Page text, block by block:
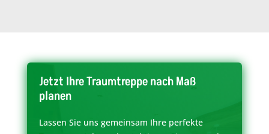
Jetzt Ihre Traumtreppe nach Maß
planen
Lassen Sie uns gemeinsam Ihre perfekte